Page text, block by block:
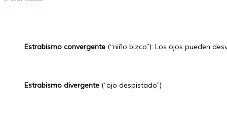
Estrabismo convergente (“niño bizco”): Los ojos pueden
Estrabismo divergente (“ojo despistado”)